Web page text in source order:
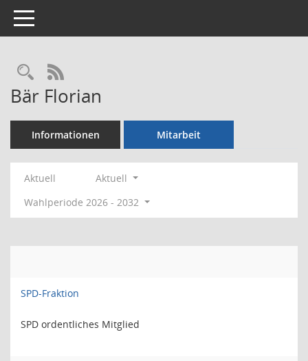
Toggle navigation
Rechercheauswahl
RSS-Feed
Bär Florian
Informationen Mitarbeit
Aktuell
Aktuell
Wahlperiode 2026 - 2032
SPD-Fraktion
SPD ordentliches Mitglied